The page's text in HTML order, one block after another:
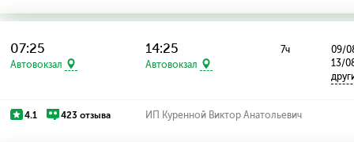
07:25
Автовокзал
14:25
Автовокзал
7ч
09/
13/
4.1 423 отзыва ИП Куренной Виктор Анатольевич